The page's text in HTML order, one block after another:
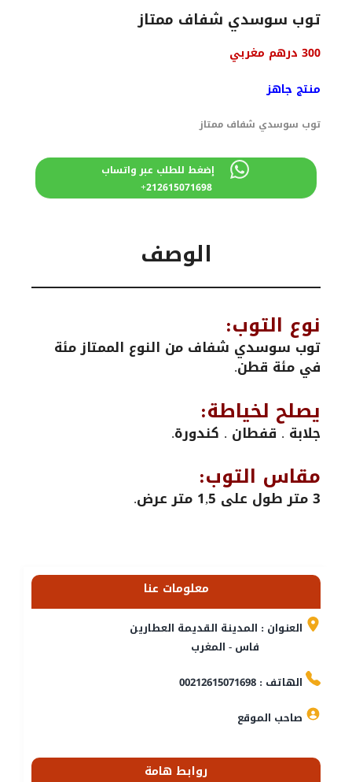
توب سوسدي شفاف ممتاز
السعر
هو:
390 درهم
مغربي.
300 درهم مغربي
مغربي.
منتج جاهز
توب سوسدي شفاف ممتاز
إضغط للطلب عبر واتساب
212615071698+
الوصف
نوع التوب:
توب سوسدي شفاف من النوع الممتاز مئة
في مئة قطن.
يصلح لخياطة:
جلابة . قفطان . كندورة.
مقاس التوب:
3 متر طول على 1,5 متر عرض.
معلومات عنا
العنوان : المدينة القديمة العطارين
فاس - المغرب
الهاتف : 00212615071698
صاحب الموقع
روابط هامة